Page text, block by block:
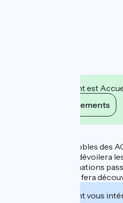
Cet établissement est
Voir ses engagements
Parcourez les vignobles des
expérimenté vous dévoilera
vignes et les informations
passionné qui vous fera
Cet établissement vous